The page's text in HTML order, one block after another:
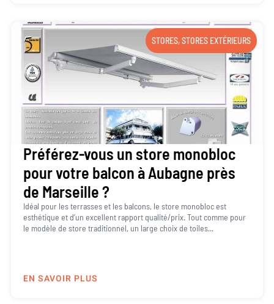
STORES,STORES EXTÉRIEURS
Préférez-vous un store monobloc
pour votre balcon à Aubagne près
de Marseille ?
Idéal pour les terrasses et les balcons, le store monobloc est
esthétique et d’un excellent rapport qualité/prix. Tout comme pour
le modèle de store traditionnel, un large choix de toiles...
EN SAVOIR PLUS